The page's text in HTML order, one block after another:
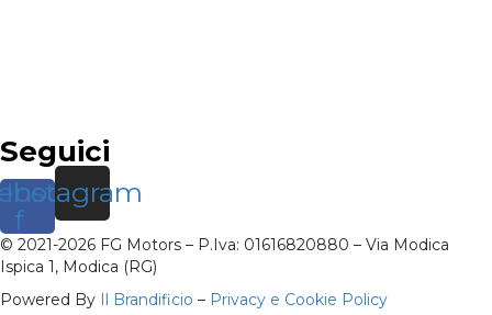
Seguici
f
Instagram
© 2021-2026 FG Motors – P.Iva: 01616820880 – Via Modica
Ispica 1, Modica (RG)
Powered By
Il Brandificio – Privacy e Cookie Policy